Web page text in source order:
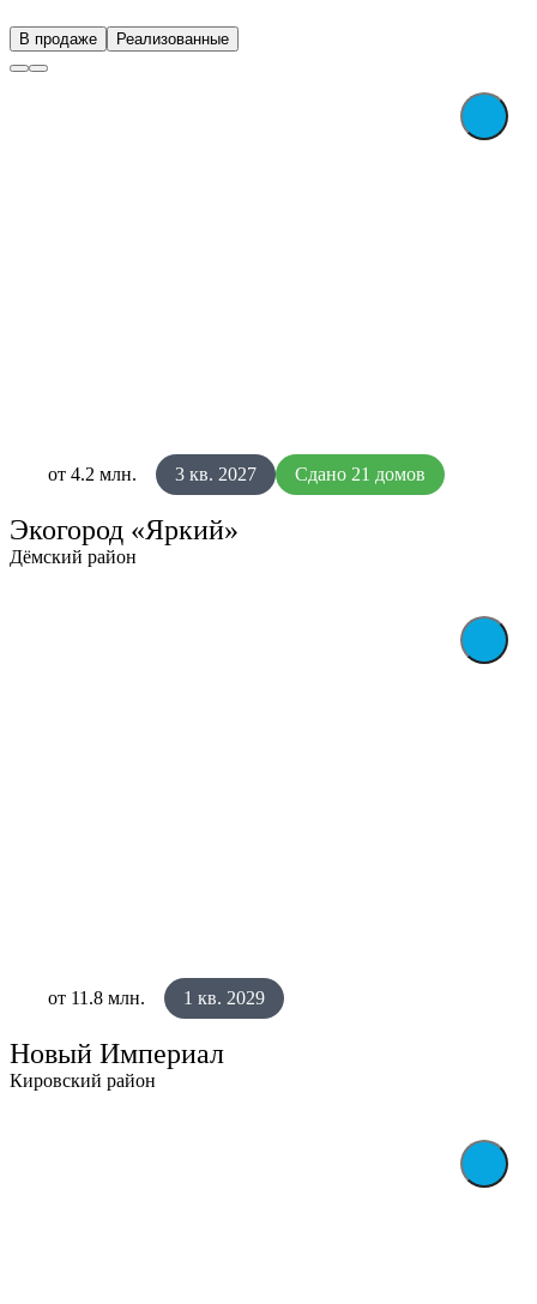
В продаже Реализованные
от 4.2 млн. 3 кв. 2027 Сдано 21 домов
Экогород «Яркий»
Дёмский район
от 11.8 млн. 1 кв. 2029
Новый Империал
Кировский район